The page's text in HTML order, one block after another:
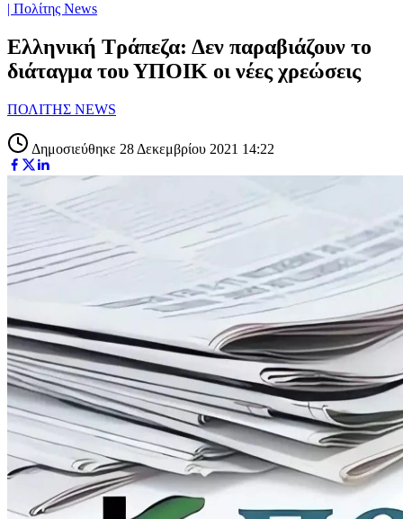
| Πολίτης News
Ελληνική Τράπεζα: Δεν παραβιάζουν το
διάταγμα του ΥΠΟΙΚ οι νέες χρεώσεις
ΠΟΛΙΤΗΣ NEWS
Δημοσιεύθηκε 28 Δεκεμβρίου 2021 14:22